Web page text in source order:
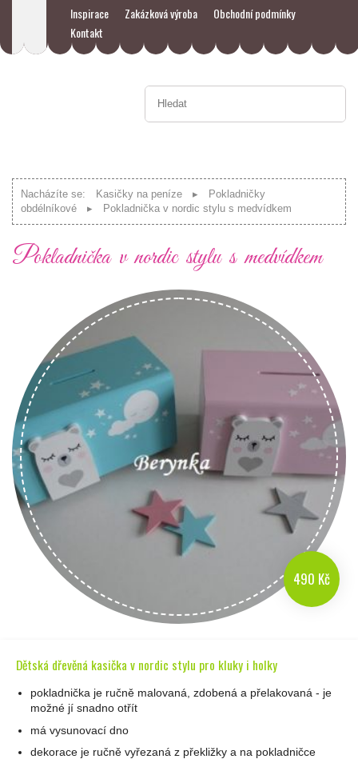
Inspirace Zakázková výroba
Obchodní podmínky
Kontakt
Nacházíte se: Kasičky na peníze
Pokladničky
obdélníkové
Pokladnička v nordic stylu s medvídkem
Pokladnička v nordic stylu s medvídkem
490 Kč
Dětská dřevěná kasička v nordic stylu pro kluky i holky
pokladnička je ručně malovaná, zdobená a přelakovaná - je
možné jí snadno otřít
má vysunovací dno
dekorace je ručně vyřezaná z překližky a na pokladničce